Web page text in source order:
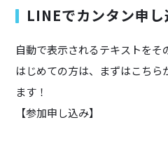
LINEでカンタン申し
自動で表示されるテキストをそ
はじめての方は、まずはこち
ます！
【参加申し込み】